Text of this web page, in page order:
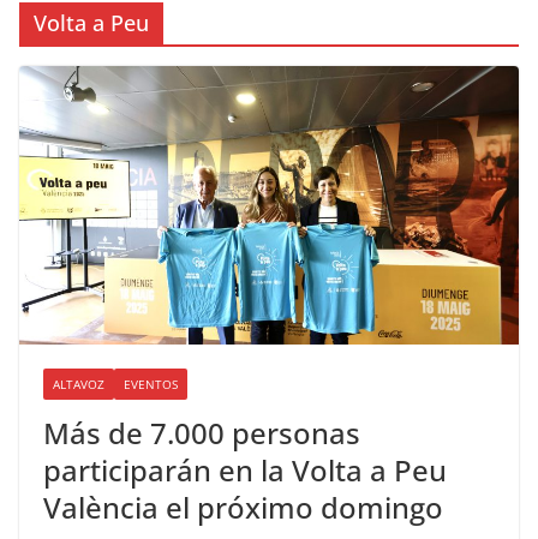
Volta a Peu
ALTAVOZ EVENTOS
Más de 7.000 personas
participarán en la Volta a Peu
València el próximo domingo